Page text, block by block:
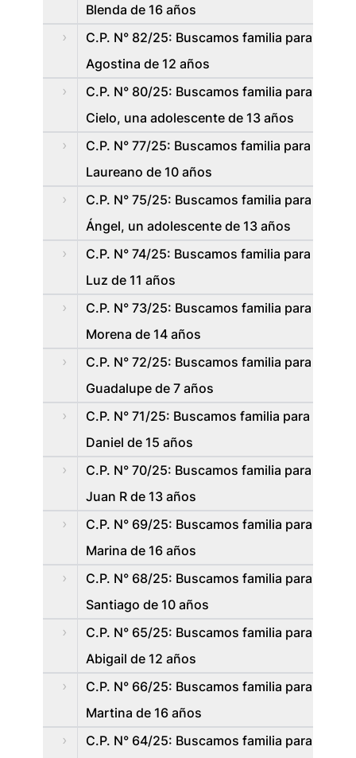
Blenda de 16 años
C.P. N° 82/25: Buscamos familia para
Agostina de 12 años
C.P. N° 80/25: Buscamos familia para
Cielo, una adolescente de 13 años
C.P. N° 77/25: Buscamos familia para
Laureano de 10 años
C.P. N° 75/25: Buscamos familia para
Ángel, un adolescente de 13 años
C.P. N° 74/25: Buscamos familia para
Luz de 11 años
C.P. N° 73/25: Buscamos familia para
Morena de 14 años
C.P. N° 72/25: Buscamos familia para
Guadalupe de 7 años
C.P. N° 71/25: Buscamos familia para
Daniel de 15 años
C.P. N° 70/25: Buscamos familia para
Juan R de 13 años
C.P. N° 69/25: Buscamos familia para
Marina de 16 años
C.P. N° 68/25: Buscamos familia para
Santiago de 10 años
C.P. N° 65/25: Buscamos familia para
Abigail de 12 años
C.P. N° 66/25: Buscamos familia para
Martina de 16 años
C.P. N° 64/25: Buscamos familia para